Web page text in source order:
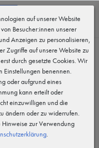
auf unserer Website
Besucher:innen unserer
Anzeigen zu personalisieren,
Zugriffe auf unsere Website zu
durch gesetzte Cookies. Wir
Einstellungen benennen.
oder aufgrund eines
kann erteilt oder
einzuwilligen und die
ändern oder zu widerrufen.
Hinweise zur Verwendung
.